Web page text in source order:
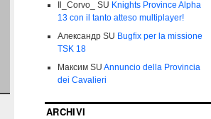
Il_Corvo_
SU Knights Province Alpha
13 con il tanto atteso multiplayer!
АлександрSU Bugfix per la missione
TSK 18
МаксимSU Annuncio della Provincia
dei Cavalieri
ARCHIVI